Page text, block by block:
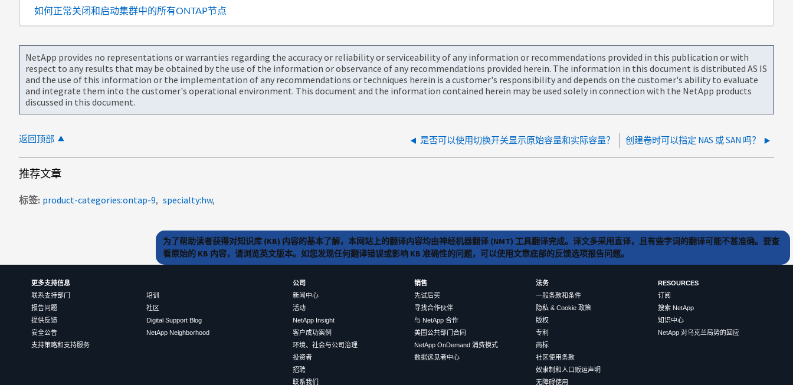
如何正常关闭和启动集群中的所有ONTAP节点
NetApp provides no representations or warranties regarding the accuracy or reliability or serviceability of any information or recommendations provided in this publication or with
respect to any results that may be obtained by the use of the information or observance of any recommendations provided herein. The information in this document is distributed AS IS
and the use of this information or the implementation of any recommendations or techniques herein is a customer's responsibility and depends on the customer's ability to evaluate
and integrate them into the customer's operational environment. This document and the information contained herein may be used solely in connection with the NetApp products
discussed in this document.
返回顶部 是否可以使用切换开关显示原始容量和实际容量？ 创建卷时可以指定 NAS 或 SAN 吗？
推荐文章
标签 product-categories:ontap-9 specialty:hw
为了帮助读者获得对知识库 (KB) 内容的基本了解，本网站上的翻译内容均由神经机器翻译 (NMT) 工具翻译完成。译文多采用直译，且有些字词的翻译可能不甚准确。要查
看原始的 KB 内容，请浏览英文版本。如您发现任何翻译错误或影响 KB 准确性的问题，可以使用文章底部的反馈选项报告问题。
更多支持信息
联系支持部门
报告问题
提供反馈
安全公告
支持策略和支持服务
培训
社区
Digital Support Blog
NetApp Neighborhood
公司
新闻中心
活动
NetApp Insight
客户成功案例
环境、社会与公司治理
投资者
招聘
联系我们
销售
先试后买
寻找合作伙伴
与 NetApp 合作
美国公共部门合同
NetApp OnDemand 消费模式
数据远见者中心
法务
一般条款和条件
隐私 & Cookie 政策
版权
专利
商标
社区使用条款
奴隶制和人口贩运声明
无障碍使用
RESOURCES
订阅
搜索 NetApp
知识中心
NetApp 对乌克兰局势的回应